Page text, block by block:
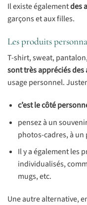
Il existe égalementdes
garçons et aux filles.
Les produits
T-shirt, sweat,
sont très appréciés des
usage personnel.
c’estle côté
pensez à un
photos-cadres, à
Il y a également les
individualisés,
mugs, etc.
Une autre alternative,